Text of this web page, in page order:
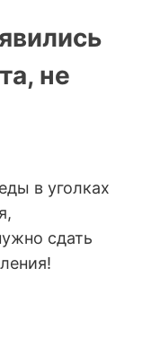
не
в уголках
сдать